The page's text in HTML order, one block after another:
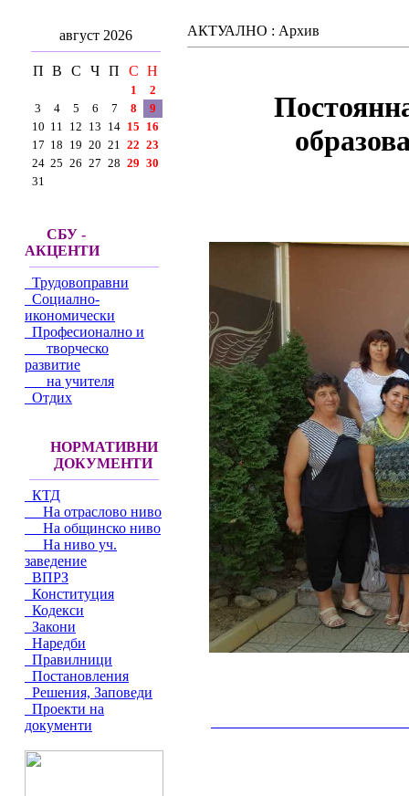
август 2026
П В С Ч П С Н
1
2
3
4 5 6 7 8
9
10 11 12 13 14 15 16
17 18 19 20 21 22 23
24 25 26 27 28 29 30
31
СБУ -
АКЦЕНТИ
Трудовоправни
Социално-
икономически
Професионално и
творческо
развитие
на учителя
Отдих
НОРМАТИВНИ
ДОКУМЕНТИ
КТД
На отраслово ниво
На общинско ниво
На ниво уч.
заведение
ВПРЗ
Конституция
Кодекси
Закони
Наредби
Правилници
Постановления
Решения, Заповеди
Проекти на
документи
АКТУАЛНО : Архив